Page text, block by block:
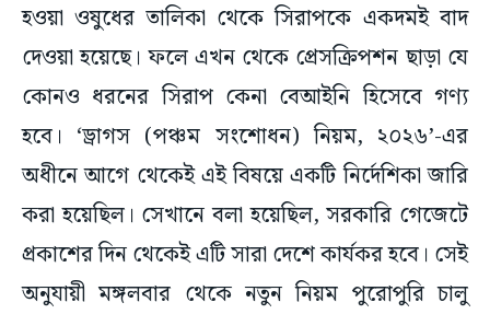
হওয়া ওষুধের তালিকা থেকে সিরাপকে একদমই বাদ
দেওয়া হয়েছে। ফলে এখন থেকে প্রেসক্রিপশন ছাড়া যে
কোনও ধরনের সিরাপ কেনা বেআইনি হিসেবে গণ্য
হবে। ‘ড্রাগস (পঞ্চম সংশোধন) নিয়ম, ২০২৬’-এর
অধীনে আগে থেকেই এই বিষয়ে একটি নির্দেশিকা জারি
করা হয়েছিল। সেখানে বলা হয়েছিল, সরকারি গেজেটে
প্রকাশের দিন থেকেই এটি সারা দেশে কার্যকর হবে। সেই
অনুযায়ী মঙ্গলবার থেকে নতুন নিয়ম পুরোপুরি চালু